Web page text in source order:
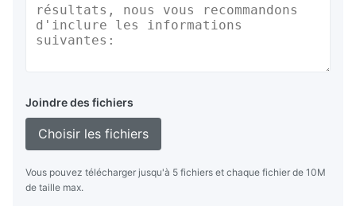
Joindre des fichiers
Choisir les fichiers
Vous pouvez télécharger jusqu'à 5 fichiers et chaque fichier de 10M
de taille max.